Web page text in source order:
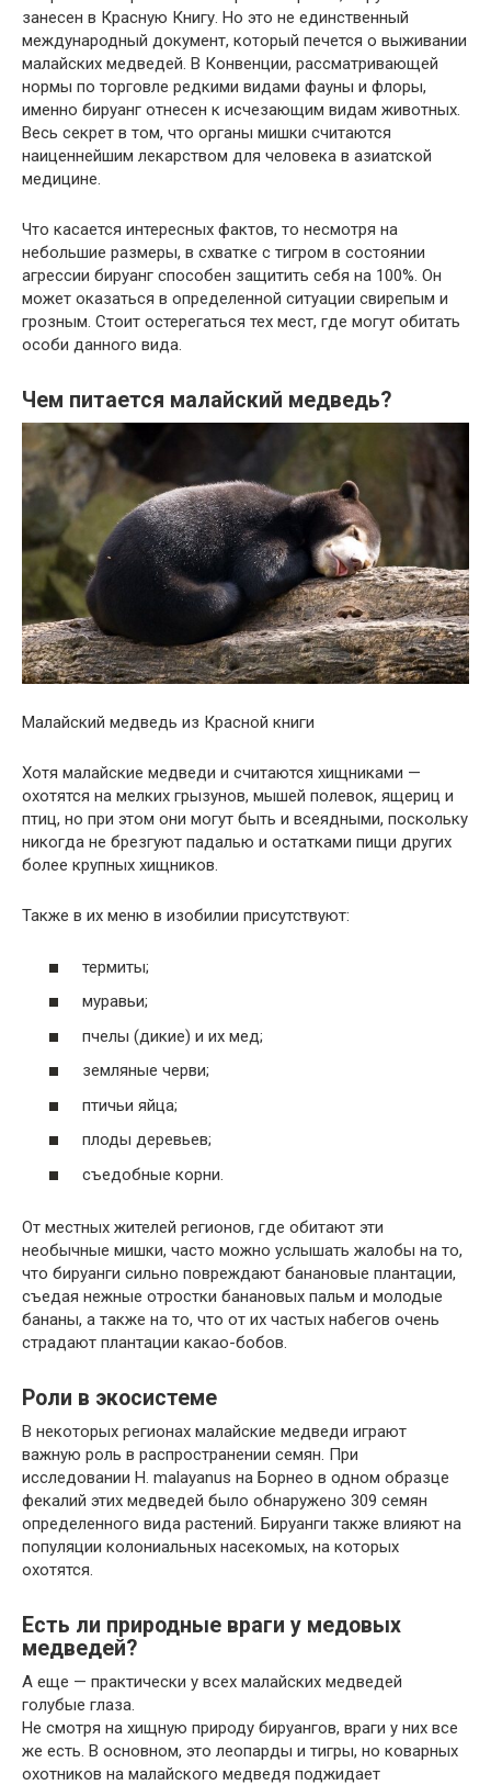
занесен в Красную Книгу. Но это не единственный
международный документ, который печется о выживании
малайских медведей. В Конвенции, рассматривающей
нормы по торговле редкими видами фауны и флоры,
именно бируанг отнесен к исчезающим видам животных.
Весь секрет в том, что органы мишки считаются
наиценнейшим лекарством для человека в азиатской
медицине.
Что касается интересных фактов, то несмотря на
небольшие размеры, в схватке с тигром в состоянии
агрессии бируанг способен защитить себя на 100%. Он
может оказаться в определенной ситуации свирепым и
грозным. Стоит остерегаться тех мест, где могут обитать
особи данного вида.
Чем питается малайский медведь?
Малайский медведь из Красной книги
Хотя малайские медведи и считаются хищниками —
охотятся на мелких грызунов, мышей полевок, ящериц и
птиц, но при этом они могут быть и всеядными, поскольку
никогда не брезгуют падалью и остатками пищи других
более крупных хищников.
Также в их меню в изобилии присутствуют:
термиты;
муравьи;
пчелы (дикие) и их мед;
земляные черви;
птичьи яйца;
плоды деревьев;
съедобные корни.
От местных жителей регионов, где обитают эти
необычные мишки, часто можно услышать жалобы на то,
что бируанги сильно повреждают банановые плантации,
съедая нежные отростки банановых пальм и молодые
бананы, а также на то, что от их частых набегов очень
страдают плантации какао-бобов.
Роли в экосистеме
В некоторых регионах малайские медведи играют
важную роль в распространении семян. При
исследовании H. malayanus на Борнео в одном образце
фекалий этих медведей было обнаружено 309 семян
определенного вида растений. Бируанги также влияют на
популяции колониальных насекомых, на которых
охотятся.
Есть ли природные враги у медовых
медведей?
А еще — практически у всех малайских медведей
голубые глаза.
Не смотря на хищную природу бируангов, враги у них все
же есть. В основном, это леопарды и тигры, но коварных
охотников на малайского медведя поджидает